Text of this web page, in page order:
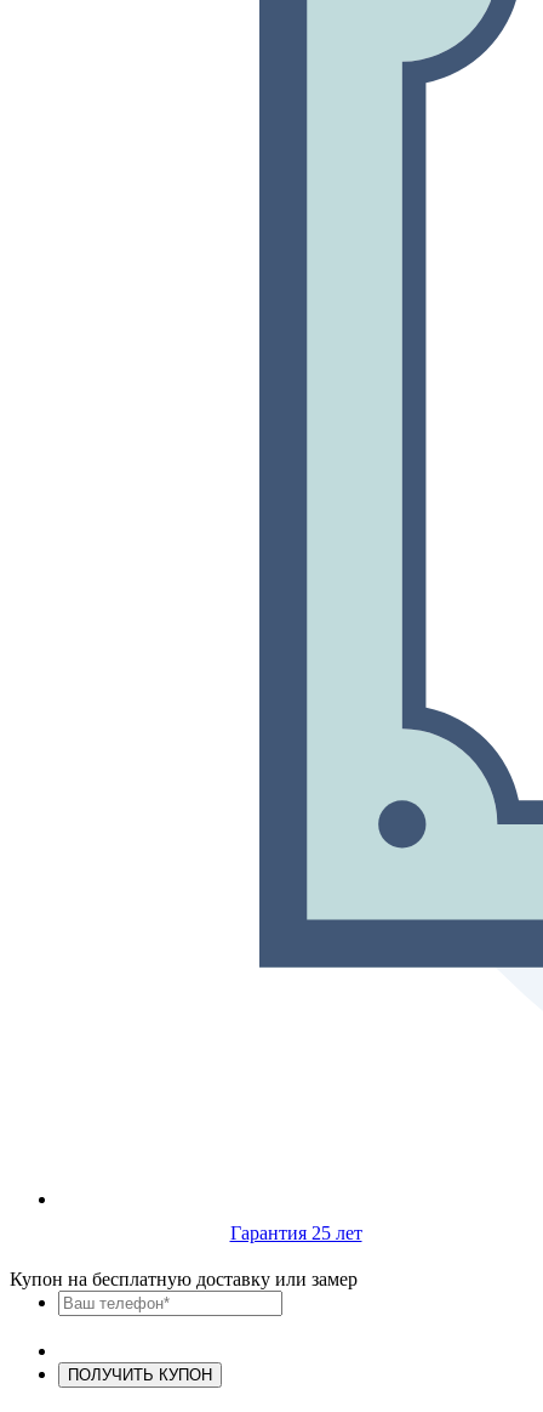
Гарантия 25 лет
Купон на бесплатную доставку или замер
ПОЛУЧИТЬ КУПОН